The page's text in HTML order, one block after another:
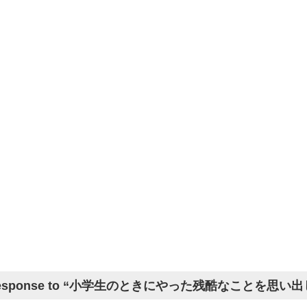
to “小学生のときにやった残酷なことを思い出